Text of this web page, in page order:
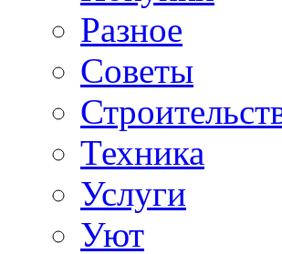
Разное
Советы
Техника
Услуги
Уют